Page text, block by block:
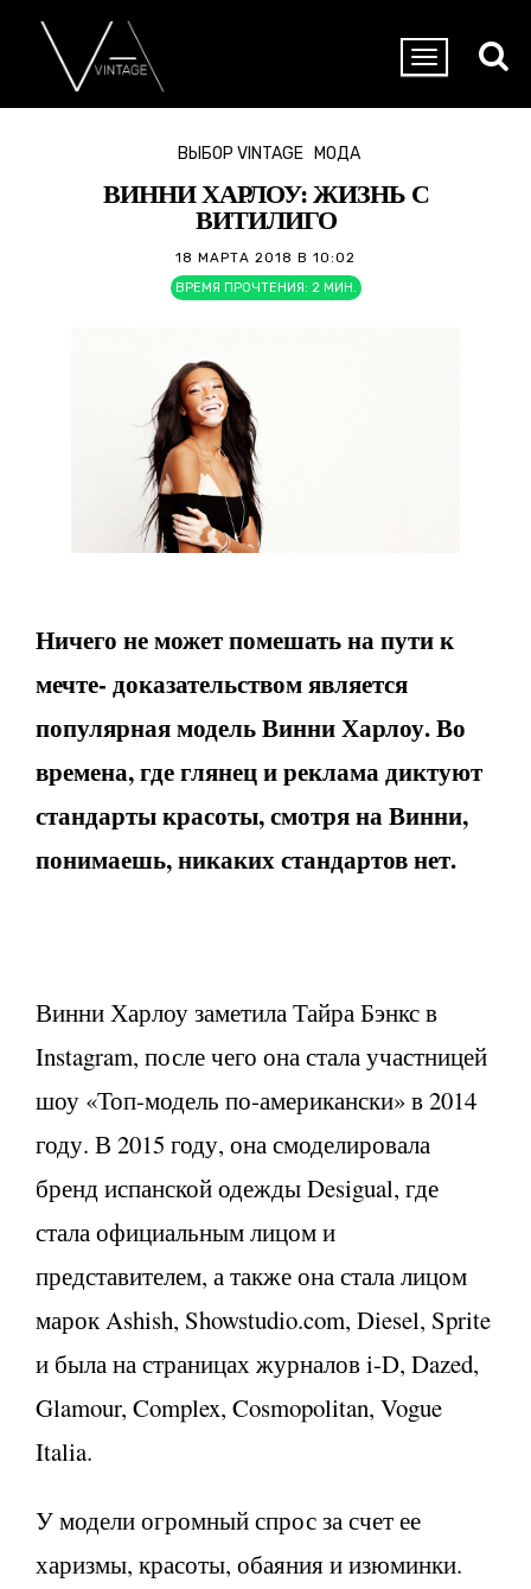
ВЫБОР VINTAGE МОДА
ВИННИ ХАРЛОУ: ЖИЗНЬ С
ВИТИЛИГО
18 МАРТА 2018 В 10:02
ВРЕМЯ ПРОЧТЕНИЯ: 2 МИН.
Ничего не может помешать на пути к
мечте- доказательством является
популярная модель Винни Харлоу. Во
времена, где глянец и реклама диктуют
стандарты красоты, смотря на Винни,
понимаешь, никаких стандартов нет.
Винни Харлоу заметила Тайра Бэнкс в
Instagram, после чего она стала участницей
шоу «Топ-модель по-американски» в 2014
году. В 2015 году, она смоделировала
бренд испанской одежды Desigual, где
стала официальным лицом и
представителем, а также она стала лицом
марок Ashish, Showstudio.com, Diesel, Sprite
и была на страницах журналов i-D, Dazed,
Glamour, Complex, Cosmopolitan, Vogue
Italia.
У модели огромный спрос за счет ее
харизмы, красоты, обаяния и изюминки.